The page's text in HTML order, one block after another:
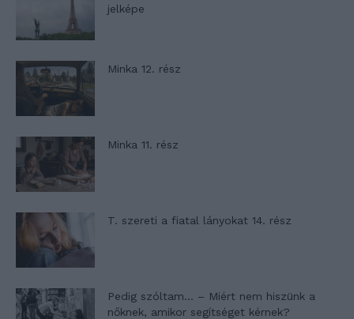
jelképe
Minka 12. rész
Minka 11. rész
T. szereti a fiatal lányokat 14. rész
Pedig szóltam… – Miért nem hiszünk a
nőknek, amikor segítséget kérnek?